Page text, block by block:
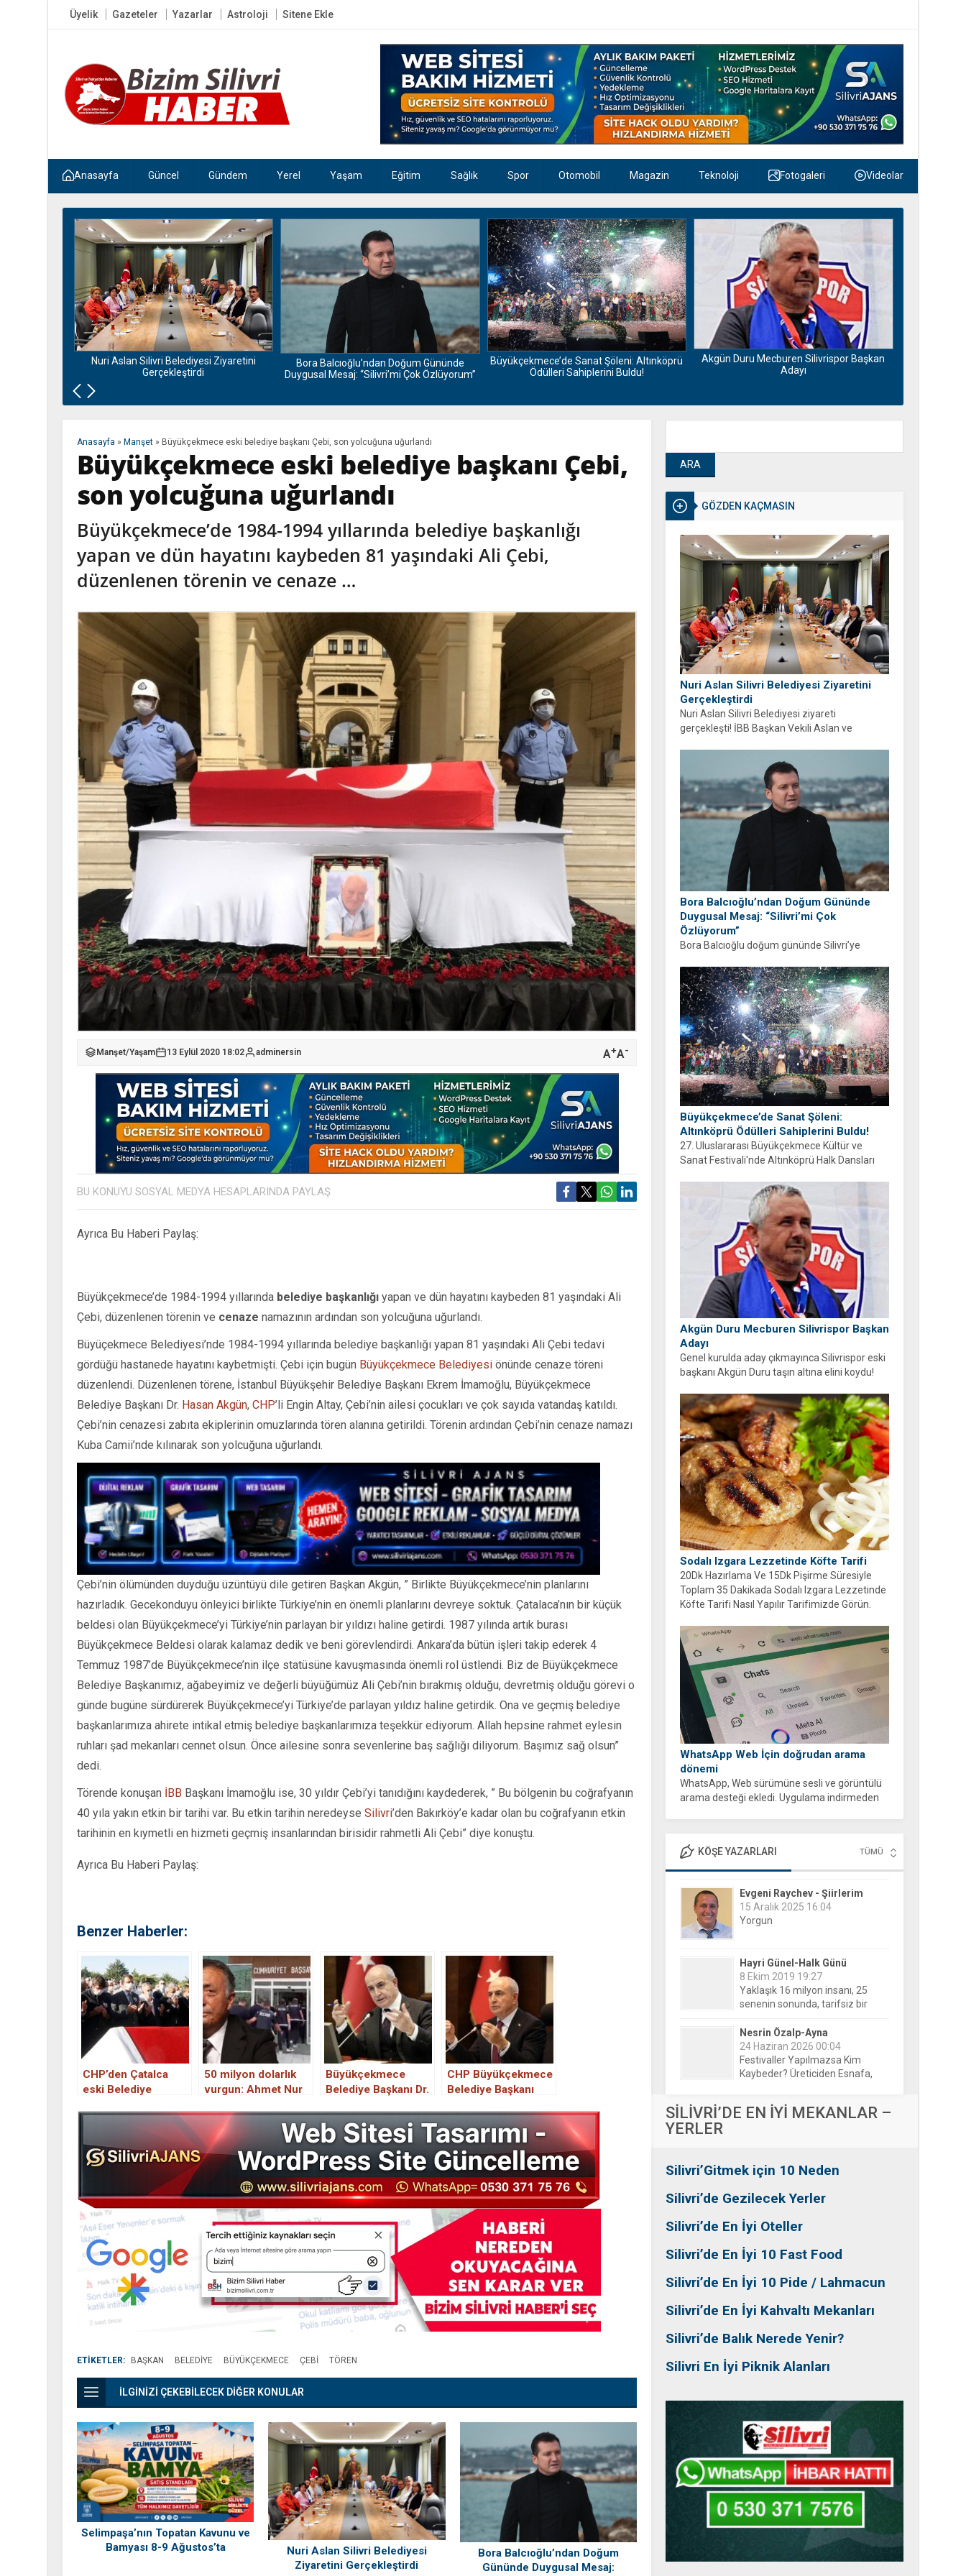
Üyelik Gazeteler Yazarlar Astroloji Sitene Ekle
Anasayfa Güncel Gündem Yerel Yaşam Eğitim Sağlık Spor Otomobil Magazin Teknoloji Fotogaleri Videolar
Nuri Aslan Silivri Belediyesi Ziyaretini
Gerçekleştirdi
Bora Balcıoğlu’ndan Doğum Gününde
Duygusal Mesaj: “Silivri’mi Çok Özlüyorum”
Büyükçekmece’de Sanat Şöleni: Altınköprü
Ödülleri Sahiplerini Buldu!
Akgün Duru Mecburen Silivrispor Başkan
Adayı
GÖZDEN KAÇMASIN
Nuri Aslan Silivri Belediyesi Ziyaretini
Gerçekleştirdi
Nuri Aslan Silivri Belediyesi ziyareti
gerçekleşti! İBB Başkan Vekili Aslan ve
Bora Balcıoğlu’ndan Doğum Gününde
Duygusal Mesaj: “Silivri’mi Çok
Özlüyorum”
Bora Balcıoğlu doğum gününde Silivri’ye
ayrıyım” diyen Balcıoğlu, bir sonraki doğum
gününü ailesi ve hemşehrileriyle birlikte
geçirmeyi diledi.
Büyükçekmece’de Sanat Şöleni:
Altınköprü Ödülleri Sahiplerini Buldu!
27. Uluslararası Büyükçekmece Kültür ve
Sanat Festivali'nde Altınköprü Halk Dansları
Akgün Duru Mecburen Silivrispor Başkan
Adayı
Genel kurulda aday çıkmayınca Silivrispor eski
başkanı Akgün Duru taşın altına elini koydu!
açıkladı.
Sodalı Izgara Lezzetinde Köfte Tarifi
20Dk Hazırlama Ve 15Dk Pişirme Süresiyle
Toplam 35 Dakikada Sodalı Izgara Lezzetinde
Köfte Tarifi Nasıl Yapılır Tarifimizde Görün.
WhatsApp Web İçin doğrudan arama
dönemi
WhatsApp, Web sürümüne sesli ve görüntülü
arama desteği ekledi. Uygulama indirmeden
KÖŞE YAZARLARI TÜMÜ
Evgeni Raychev - Şiirlerim
15 Aralık 2025 16:04
Yorgun
Hayri Günel-Halk Günü
8 Ekim 2019 19:27
Yaklaşık 16 milyon insanı, 25
senenin sonunda, tarifsiz bir
Nesrin Özalp-Ayna
24 Haziran 2026 00:04
Festivaller Yapılmazsa Kim
Kaybeder? Üreticiden Esnafa,
Tansu Bayrakdar-Biz diyoruz
ki
Ersin Özalp-Gerçekler
Silivri’de Uluslararası Halk
Yapılıyor?
SİLİVRİ’DE EN İYİ MEKANLAR –
YERLER
Silivri’Gitmek için 10 Neden
Silivri’de Gezilecek Yerler
Silivri’de En İyi Oteller
Silivri’de En İyi 10 Fast Food
Silivri’de En İyi 10 Pide / Lahmacun
Silivri’de En İyi Kahvaltı Mekanları
Silivri’de Balık Nerede Yenir?
Silivri En İyi Piknik Alanları
Anasayfa » Manşet » Büyükçekmece eski belediye başkanı Çebi, son yolcuğuna uğurlandı
Büyükçekmece eski belediye başkanı Çebi,
son yolcuğuna uğurlandı
Büyükçekmece’de 1984-1994 yıllarında belediye başkanlığı
yapan ve dün hayatını kaybeden 81 yaşındaki Ali Çebi,
düzenlenen törenin ve cenaze …
Manşet/Yaşam 13 Eylül 2020 18:02 adminersin A+A-
BU KONUYU SOSYAL MEDYA HESAPLARINDA PAYLAŞ
Ayrıca Bu Haberi Paylaş:
Büyükçekmece’de 1984-1994 yıllarında belediye başkanlığı yapan ve dün hayatını kaybeden 81 yaşındaki Ali
Çebi, düzenlenen törenin ve cenaze namazının ardından son yolcuğuna uğurlandı.
Büyüçekmece Belediyesi’nde 1984-1994 yıllarında belediye başkanlığı yapan 81 yaşındaki Ali Çebi tedavi
gördüğü hastanede hayatını kaybetmişti. Çebi için bugün Büyükçekmece Belediyesi önünde cenaze töreni
düzenlendi. Düzenlenen törene, İstanbul Büyükşehir Belediye Başkanı Ekrem İmamoğlu, Büyükçekmece
Belediye Başkanı Dr. Hasan Akgün, CHP’li Engin Altay, Çebi’nin ailesi çocukları ve çok sayıda vatandaş katıldı.
Çebi’nin cenazesi zabıta ekiplerinin omuzlarında tören alanına getirildi. Törenin ardından Çebi’nin cenaze namazı
Kuba Camii’nde kılınarak son yolcuğuna uğurlandı.
Çebi’nin ölümünden duyduğu üzüntüyü dile getiren Başkan Akgün, ” Birlikte Büyükçekmece’nin planlarını
hazırladık. Gecekonduyu önleyici birlikte Türkiye’nin en önemli planlarını devreye soktuk. Çatalaca’nın bir küçük
beldesi olan Büyükçekmece’yi Türkiye’nin parlayan bir yıldızı haline getirdi. 1987 yılında artık burası
Büyükçekmece Beldesi olarak kalamaz dedik ve beni görevlendirdi. Ankara’da bütün işleri takip ederek 4
Temmuz 1987’de Büyükçekmece’nin ilçe statüsüne kavuşmasında önemli rol üstlendi. Biz de Büyükçekmece
Belediye Başkanımız, ağabeyimiz ve değerli büyüğümüz Ali Çebi’nin bırakmış olduğu, devretmiş olduğu görevi o
günde bugüne sürdürerek Büyükçekmece’yi Türkiye’de parlayan yıldız haline getirdik. Ona ve geçmiş belediye
başkanlarımıza ahirete intikal etmiş belediye başkanlarımıza teşekkür ediyorum. Allah hepsine rahmet eylesin
ruhları şad mekanları cennet olsun. Önce ailesine sonra sevenlerine baş sağlığı diliyorum. Başımız sağ olsun”
dedi.
Törende konuşan İBB Başkanı İmamoğlu ise, 30 yıldır Çebi’yi tanıdığını kaydederek, ” Bu bölgenin bu coğrafyanın
40 yıla yakın etkin bir tarihi var. Bu etkin tarihin neredeyse Silivri’den Bakırköy’e kadar olan bu coğrafyanın etkin
tarihinin en kıymetli en hizmeti geçmiş insanlarından birisidir rahmetli Ali Çebi” diye konuştu.
Ayrıca Bu Haberi Paylaş:
Benzer Haberler:
CHP’den Çatalca
eski Belediye
son görev
50 milyon dolarlık
vurgun: Ahmet Nur
dolandıran 4 kişi
tutuklandı
Büyükçekmece
Belediye Başkanı Dr.
yaparsanız yapın
yeter ki planları
CHP Büyükçekmece
Belediye Başkanı
kimdir? Hasan
Akgün kaç yaşında,
nereli?
ETİKETLER: BAŞKAN BELEDIYE BÜYÜKÇEKMECE ÇEBI TÖREN
İLGİNİZİ ÇEKEBİLECEK DİĞER KONULAR
Selimpaşa’nın Topatan Kavunu ve
Bamyası 8-9 Ağustos’ta
Nuri Aslan Silivri Belediyesi
Ziyaretini Gerçekleştirdi
Bora Balcıoğlu’ndan Doğum
Gününde Duygusal Mesaj: